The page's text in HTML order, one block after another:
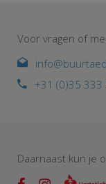
Voor vragen of
+31 (0)35 333
Daarnaast kun je